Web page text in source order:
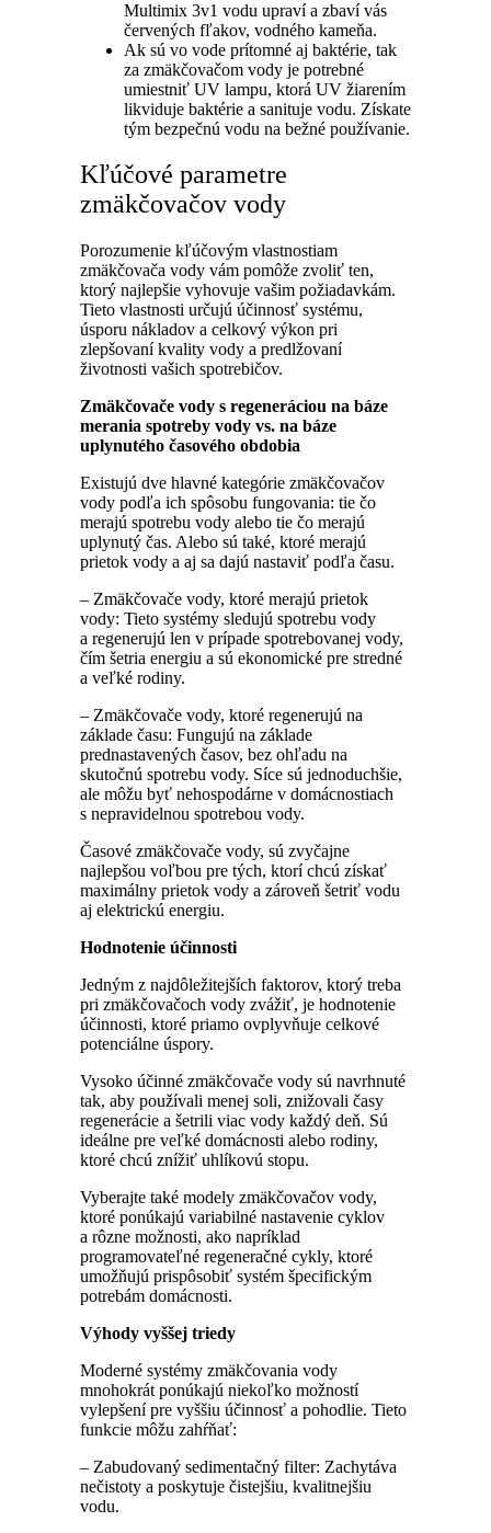
Multimix 3v1 vodu upraví a zbaví vás
červených fľakov, vodného kameňa.
Ak sú vo vode prítomné aj baktérie, tak
za zmäkčovačom vody je potrebné
umiestniť UV lampu, ktorá UV žiarením
likviduje baktérie a sanituje vodu. Získate
tým bezpečnú vodu na bežné používanie.
Kľúčové parametre
zmäkčovačov vody
Porozumenie kľúčovým vlastnostiam
zmäkčovača vody vám pomôže zvoliť ten,
ktorý najlepšie vyhovuje vašim požiadavkám.
Tieto vlastnosti určujú účinnosť systému,
úsporu nákladov a celkový výkon pri
zlepšovaní kvality vody a predlžovaní
životnosti vašich spotrebičov.
Zmäkčovače vody s regeneráciou na báze
merania spotreby vody vs. na báze
uplynutého časového obdobia
Existujú dve hlavné kategórie zmäkčovačov
vody podľa ich spôsobu fungovania: tie čo
merajú spotrebu vody alebo tie čo merajú
uplynutý čas. Alebo sú také, ktoré merajú
prietok vody a aj sa dajú nastaviť podľa času.
– Zmäkčovače vody, ktoré merajú prietok
vody: Tieto systémy sledujú spotrebu vody
a regenerujú len v prípade spotrebovanej vody,
čím šetria energiu a sú ekonomické pre stredné
a veľké rodiny.
– Zmäkčovače vody, ktoré regenerujú na
základe času: Fungujú na základe
prednastavených časov, bez ohľadu na
skutočnú spotrebu vody. Síce sú jednoduchšie,
ale môžu byť nehospodárne v domácnostiach
s nepravidelnou spotrebou vody.
Časové zmäkčovače vody, sú zvyčajne
najlepšou voľbou pre tých, ktorí chcú získať
maximálny prietok vody a zároveň šetriť vodu
aj elektrickú energiu.
Hodnotenie účinnosti
Jedným z najdôležitejších faktorov, ktorý treba
pri zmäkčovačoch vody zvážiť, je hodnotenie
účinnosti, ktoré priamo ovplyvňuje celkové
potenciálne úspory.
Vysoko účinné zmäkčovače vody sú navrhnuté
tak, aby používali menej soli, znižovali časy
regenerácie a šetrili viac vody každý deň. Sú
ideálne pre veľké domácnosti alebo rodiny,
ktoré chcú znížiť uhlíkovú stopu.
Vyberajte také modely zmäkčovačov vody,
ktoré ponúkajú variabilné nastavenie cyklov
a rôzne možnosti, ako napríklad
programovateľné regeneračné cykly, ktoré
umožňujú prispôsobiť systém špecifickým
potrebám domácnosti.
Výhody vyššej triedy
Moderné systémy zmäkčovania vody
mnohokrát ponúkajú niekoľko možností
vylepšení pre vyššiu účinnosť a pohodlie. Tieto
funkcie môžu zahŕňať:
– Zabudovaný sedimentačný filter: Zachytáva
nečistoty a poskytuje čistejšiu, kvalitnejšiu
vodu.